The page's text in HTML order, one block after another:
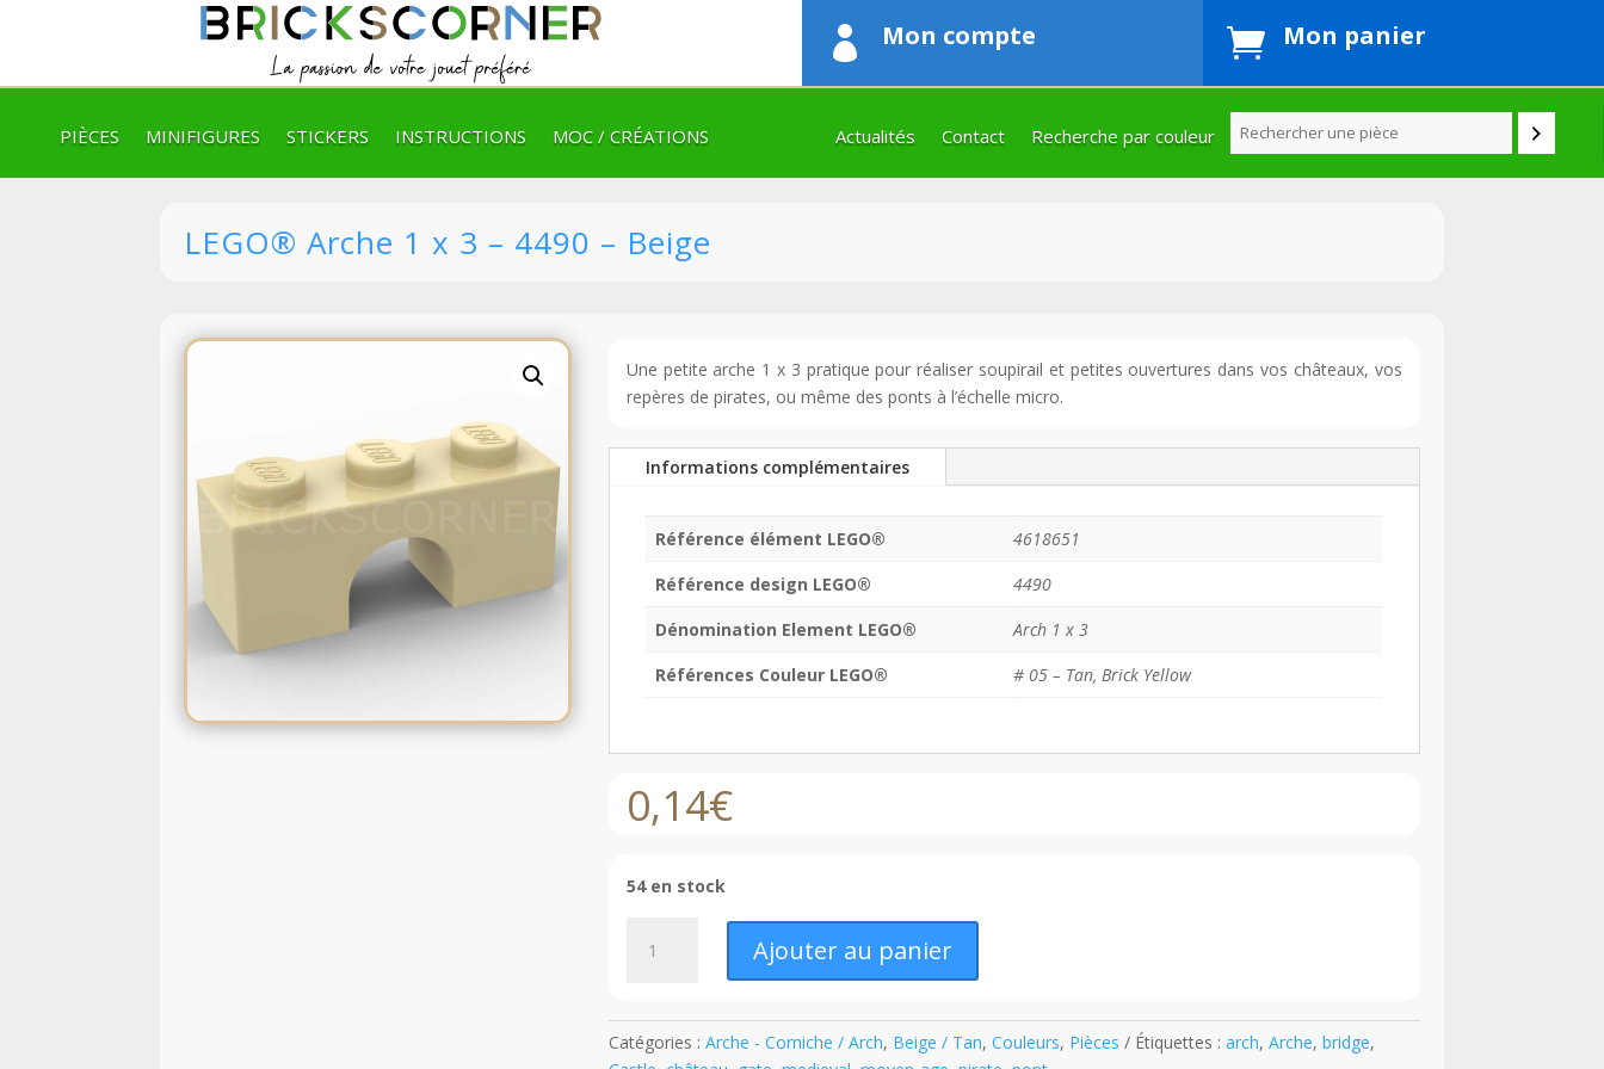
 Mon compte  Mon panier
PIÈCES MINIFIGURES STICKERS INSTRUCTIONS MOC / CRÉATIONS Actualités Contact Recherche par couleur
LEGO® Arche 1 x 3 – 4490 – Beige
Une petite arche 1 x 3 pratique pour réaliser soupirail et petites ouvertures dans vos châteaux, vos
repères de pirates, ou même des ponts à l’échelle micro.
Informations complémentaires
Référence élément LEGO®
4618651
Référence design LEGO®
4490
Dénomination Element LEGO®
Arch 1 x 3
Références Couleur LEGO®
# 05 – Tan, Brick Yellow
0,14€
54 en stock
1
Ajouter au panier
Catégories : Arche - Corniche / Arch, Beige / Tan, Couleurs, Pièces Étiquettes : arch, Arche, bridge,